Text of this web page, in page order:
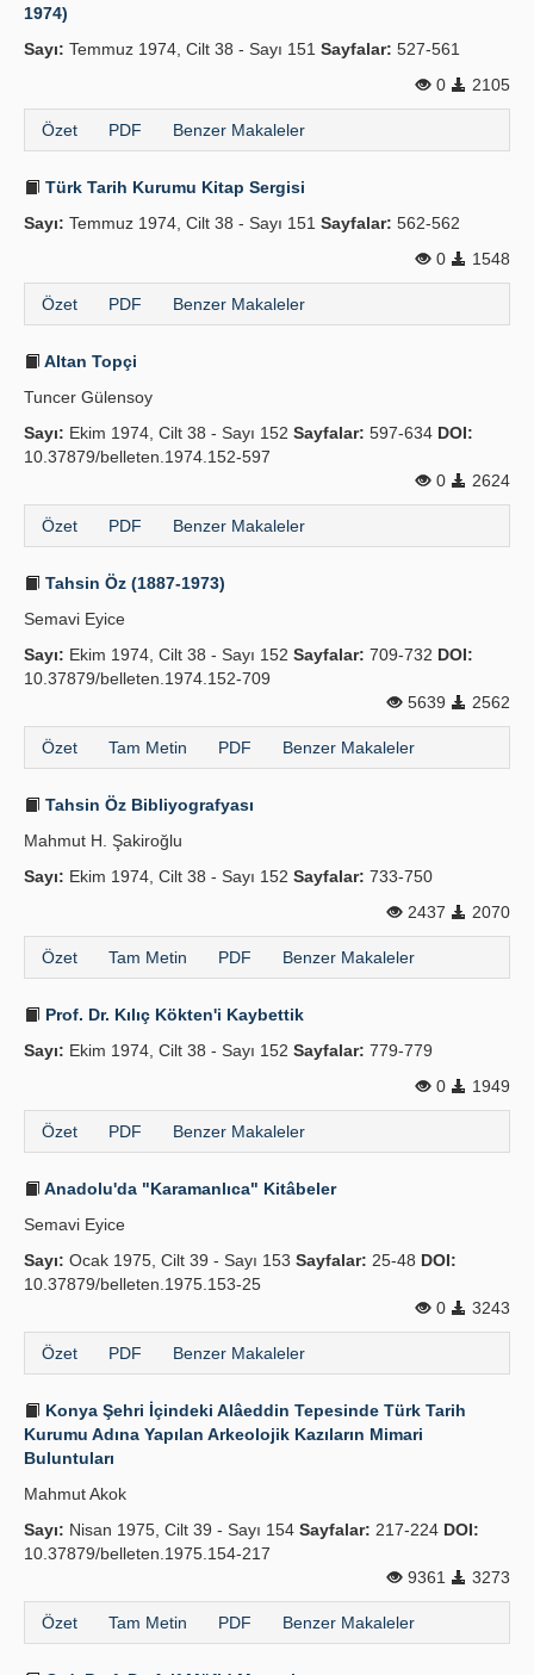
1974)
Sayı: Temmuz 1974, Cilt 38 - Sayı 151 Sayfalar: 527-561
0
2105
Özet PDF Benzer Makaleler
Türk Tarih Kurumu Kitap Sergisi
Sayı: Temmuz 1974, Cilt 38 - Sayı 151 Sayfalar: 562-562
0
1548
Özet PDF Benzer Makaleler
Altan Topçi
Tuncer Gülensoy
Sayı: Ekim 1974, Cilt 38 - Sayı 152 Sayfalar: 597-634 DOI:
10.37879/belleten.1974.152-597
0
2624
Özet PDF Benzer Makaleler
Tahsin Öz (1887-1973)
Semavi Eyice
Sayı: Ekim 1974, Cilt 38 - Sayı 152 Sayfalar: 709-732 DOI:
10.37879/belleten.1974.152-709
5639
2562
Özet Tam Metin PDF Benzer Makaleler
Tahsin Öz Bibliyografyası
Mahmut H. Şakiroğlu
Sayı: Ekim 1974, Cilt 38 - Sayı 152 Sayfalar: 733-750
2437
2070
Özet Tam Metin PDF Benzer Makaleler
Prof. Dr. Kılıç Kökten'i Kaybettik
Sayı: Ekim 1974, Cilt 38 - Sayı 152 Sayfalar: 779-779
0
1949
Özet PDF Benzer Makaleler
Anadolu'da "Karamanlıca" Kitâbeler
Semavi Eyice
Sayı: Ocak 1975, Cilt 39 - Sayı 153 Sayfalar: 25-48 DOI:
10.37879/belleten.1975.153-25
0
3243
Özet PDF Benzer Makaleler
Konya Şehri İçindeki Alâeddin Tepesinde Türk Tarih
Kurumu Adına Yapılan Arkeolojik Kazıların Mimari
Buluntuları
Mahmut Akok
Sayı: Nisan 1975, Cilt 39 - Sayı 154 Sayfalar: 217-224 DOI:
10.37879/belleten.1975.154-217
9361
3273
Özet Tam Metin PDF Benzer Makaleler